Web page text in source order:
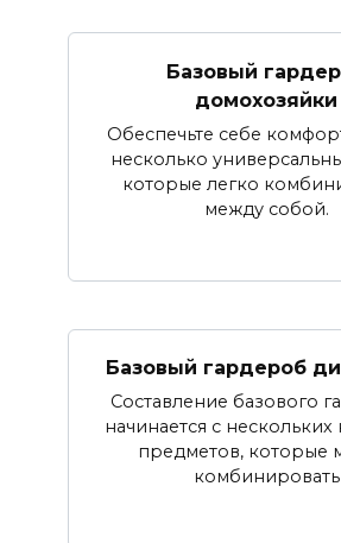
Базовый
домохозяйки
Обеспечьте себе
несколько
которые легко
между собой.
Базовый гардероб
Составление базового
начинается с
предметов, которые
комбинировать